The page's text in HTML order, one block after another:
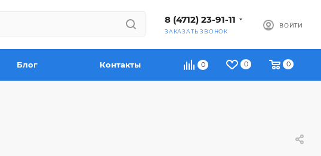
8 (4712) 23-91-11
ЗАКАЗАТЬ ЗВОНОК
ВОЙТИ
0 0 0
Блог Контакты